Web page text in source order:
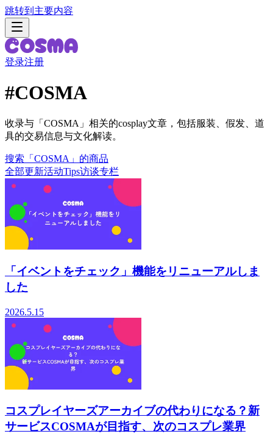
跳转到主要内容
登录注册
#COSMA
收录与「COSMA」相关的cosplay文章，包括服装、假发、道
具的交易信息与文化解读。
搜索「COSMA」的商品
全部更新活动Tips访谈专栏
「イベントをチェック」機能をリニューアルしま
した
2026.5.15
コスプレイヤーズアーカイブの代わりになる？新
サービスCOSMAが目指す、次のコスプレ業界